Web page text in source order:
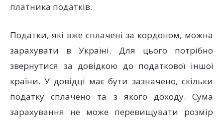
платника податків.
Податки, які вже сплачені за кордоном, можна
зарахувати в Україні. Для цього потрібно
звернутися за довідкою до податкової іншої
країни. У довідці має бути зазначено, скільки
податку сплачено та з якого доходу. Сума
зарахування не може перевищувати розмір